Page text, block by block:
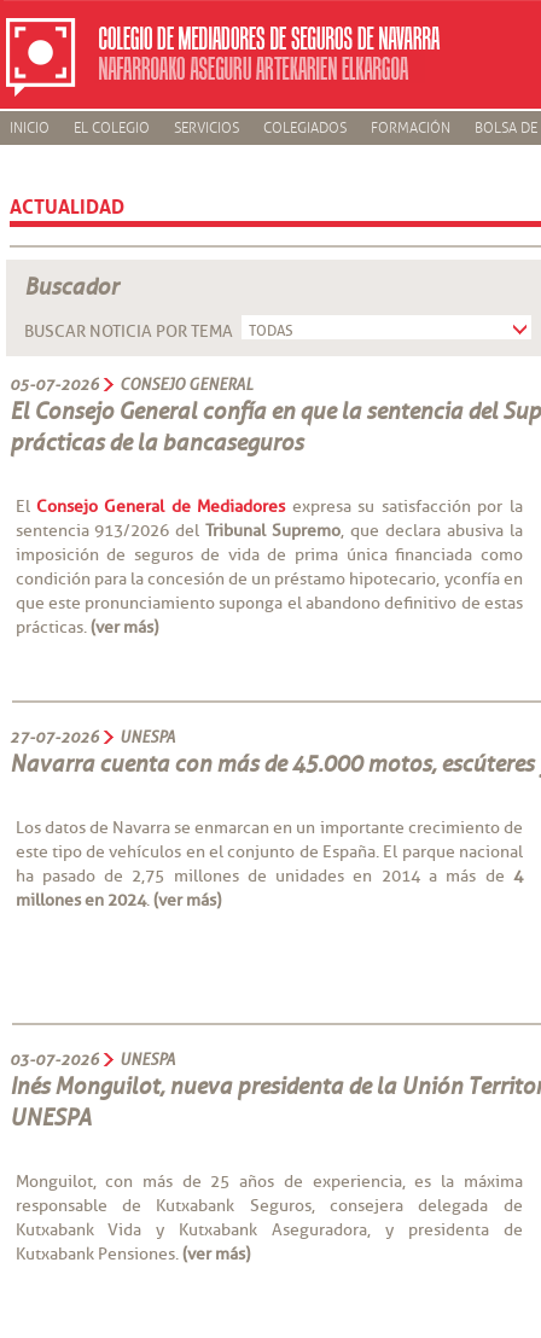
INICIO EL COLEGIO SERVICIOS COLEGIADOS FORMACIÓN BOLSA
ACTUALIDAD
Buscador
BUSCAR NOTICIA POR TEMA
05-07-2026 CONSEJO GENERAL
El Consejo General confía en que la sentencia del
prácticas de la bancaseguros
El Consejo General de Mediadoresexpresa su satisfacción por la
sentencia 913/2026 delTribunal Supremo, que declara abusiva la
imposición de seguros de vida de prima única financiada como
condición para la concesión de un préstamo hipotecario, y confía en
que este pronunciamiento suponga el abandono definitivo de estas
prácticas.(ver más)
27-07-2026 UNESPA
Navarra cuenta con más de 45.000 motos,
Los datos de Navarra se enmarcan en un importante crecimiento de
este tipo de vehículos en el conjunto de España. El parque nacional
ha pasado de 2,75 millones de unidades en 2014 a más de 4
millones en 2024.(ver más)
03-07-2026 UNESPA
Inés Monguilot, nueva presidenta de la Unión
UNESPA
Monguilot, con más de 25 años de experiencia, es la máxima
responsable de Kutxabank Seguros, consejera delegada de
Kutxabank Vida y Kutxabank Aseguradora, y presidenta de
Kutxabank Pensiones.(ver más)